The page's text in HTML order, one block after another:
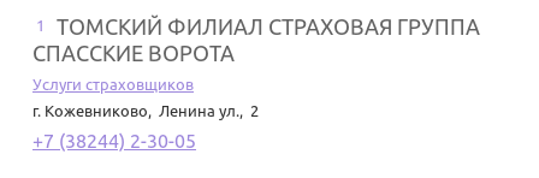
1
ТОМСКИЙ ФИЛИАЛ СТРАХОВАЯ ГРУППА
СПАССКИЕ ВОРОТА
Услуги страховщиков
г. Кожевниково, Ленина ул., 2
+7 (38244) 2-30-05